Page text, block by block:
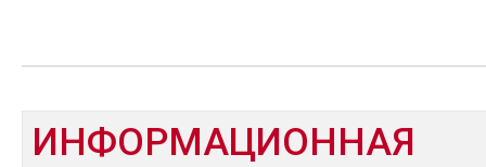
ИНФОРМАЦИОННАЯ